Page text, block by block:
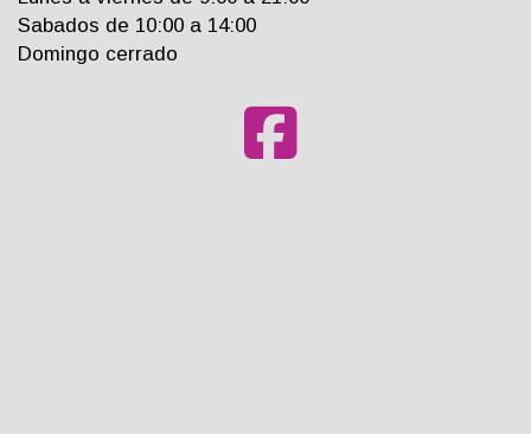
Sabados de 10:00 a 14:00
Domingo cerrado